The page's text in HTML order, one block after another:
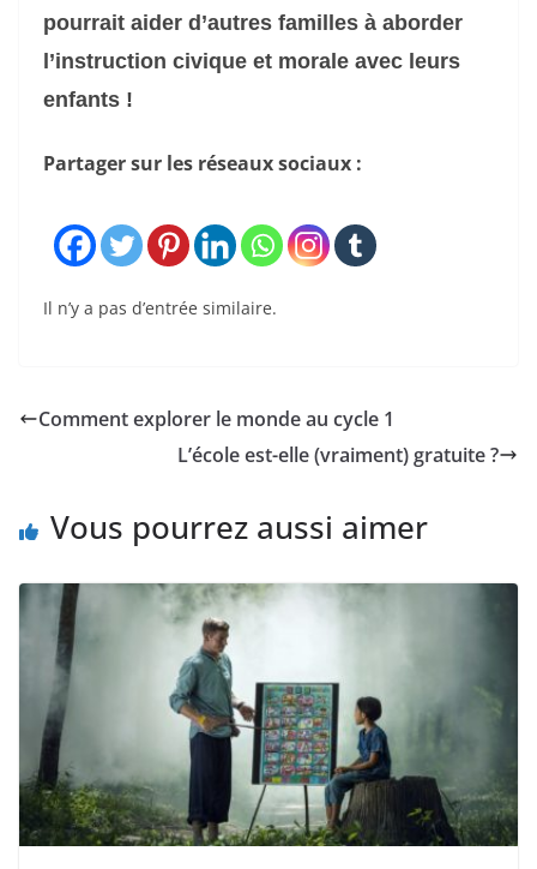
pourrait aider d’autres familles à aborder
l’instruction civique et morale avec leurs
enfants !
Partager sur les réseaux sociaux :
Il n’y a pas d’entrée similaire.
Comment explorer le monde au cycle 1
L’école est-elle (vraiment) gratuite ?
Vous pourrez aussi aimer